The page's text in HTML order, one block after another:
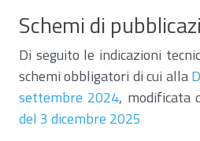
Schemi di
Di seguito le indicazioni
schemi obbligatori di cui alla
settembre 2024, modificata
del 3 dicembre 2025